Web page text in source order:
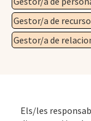
Gestor/a de
Gestor/a de
Els/les